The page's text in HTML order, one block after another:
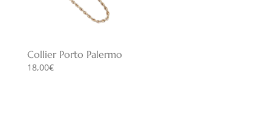
Collier Porto Palermo
18,00€